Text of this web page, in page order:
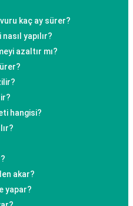
kaç ay sürer?
yapılır?
azaltır mı?
hangisi?
akar?
yapar?